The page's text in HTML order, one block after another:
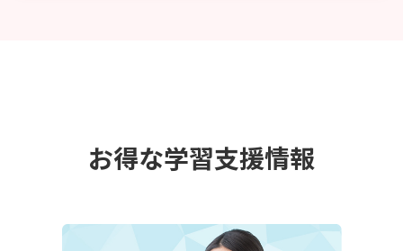
お得な学習支援情報